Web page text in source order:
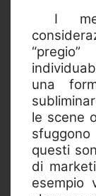
I
una
le scene
questi
di
esempio